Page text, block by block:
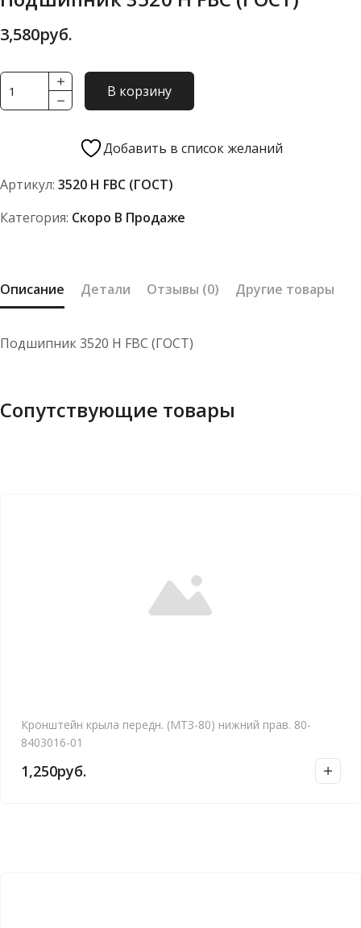
3,580руб.
Количество
товара
FBC
В корзину
Добавить в список желаний
Артикул: 3520 Н FBC (ГОСТ)
Категория: Скоро В Продаже
Описание Детали Отзывы (0) Другие товары
Подшипник 3520 Н FBC (ГОСТ)
Сопутствующие товары
Кронштейн крыла передн. (МТЗ-80) нижний прав. 80-
8403016-01
1,250руб.